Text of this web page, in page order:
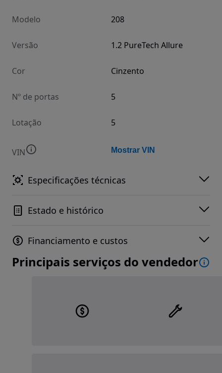
Modelo 208
Versão 1.2 PureTech Allure
Cor Cinzento
Nº de portas 5
Lotação 5
VIN Mostrar VIN
Especificações técnicas
Estado e histórico
Financiamento e custos
Principais serviços do vendedor